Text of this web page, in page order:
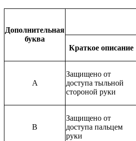
Дополнительная
буква
Краткое описание
A
Защищено от
доступа тыльной
стороной руки
B
Защищено от
доступа пальцем
руки